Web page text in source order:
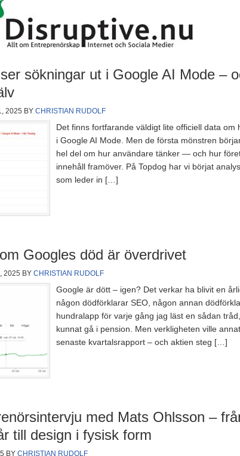
sökningar ut i Google AI Mode –
2025 BY CHRISTIAN RUDOLF
Det finns fortfarande väldigt lite officiell data om
i Google AI Mode. Men de första mönstren
hel del om hur användare tänker — och hur
innehåll framöver. På Topdog har vi börjat
som leder in […]
Googles död är överdrivet
2025 BY CHRISTIAN RUDOLF
Google är dött – igen? Det verkar ha blivit en
någon dödförklarar SEO, någon annan
hundralapp för varje gång jag läst en sådan
kunnat gå i pension. Men verkligheten ville
senaste kvartalsrapport – och aktien steg […]
med Mats Ohlsson –
till design i fysisk form
BY CHRISTIAN RUDOLF